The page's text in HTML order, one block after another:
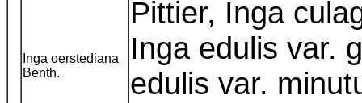
Inga oerstediana
Benth.
Pittier, Inga
Inga edulis var.
edulis var.